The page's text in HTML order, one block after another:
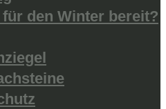
den Winter bereit?